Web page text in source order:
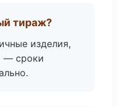
тираж?
изделия,
— сроки